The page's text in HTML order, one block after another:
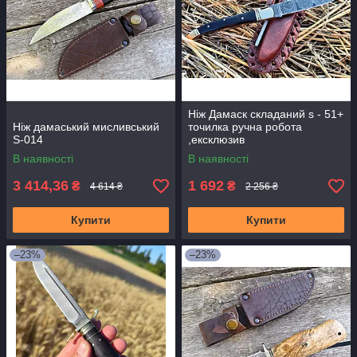
Ніж дамаський мисливський
S-014
В наявності
3 414,36 ₴ 4 614 ₴
Купити
Ніж Дамаск складаний s - 51+
точилка ручна робота
,ексклюзив
В наявності
1 692 ₴ 2 256 ₴
Купити
–23% –23%